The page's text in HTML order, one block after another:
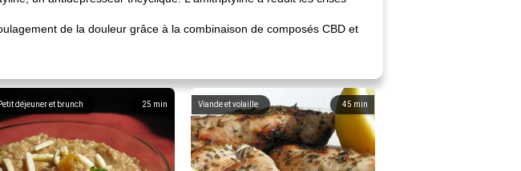
de la douleur grâce à la combinaison de composés CBD et
25 min
Petit déjeuner et brunch 45 min
Viande et volaille